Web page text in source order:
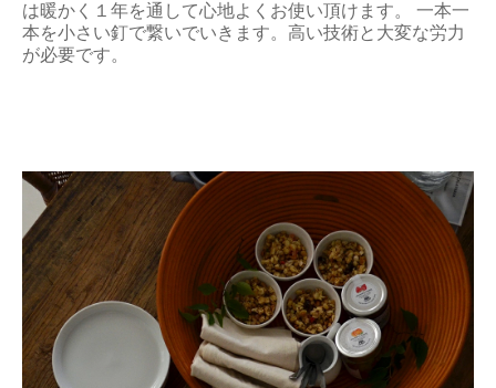
は暖かく１年を通して心地よくお使い頂けます。 一本一
本を小さい釘で繋いでいきます。高い技術と大変な労力
が必要です。